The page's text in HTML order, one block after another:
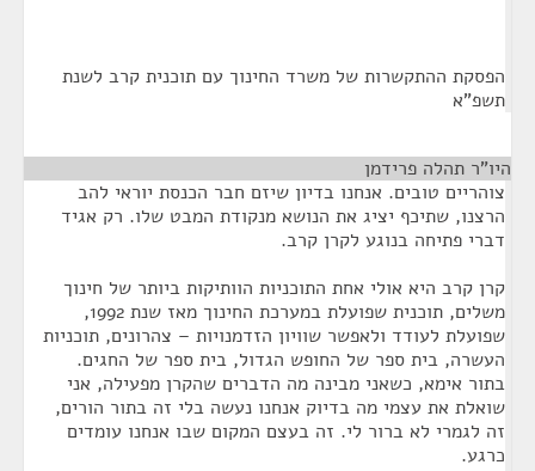
הפסקת ההתקשרות של משרד החינוך עם תוכנית קרב לשנת
תשפ"א
היו"ר תהלה פרידמן
צוהריים טובים. אנחנו בדיון שיזם חבר הכנסת יוראי להב
הרצנו, שתיכף יציג את הנושא מנקודת המבט שלו. רק אגיד
דברי פתיחה בנוגע לקרן קרב.
קרן קרב היא אולי אחת התוכניות הוותיקות ביותר של חינוך
משלים, תוכנית שפועלת במערכת החינוך מאז שנת 1992,
שפועלת לעודד ולאפשר שוויון הזדמנויות – צהרונים, תוכניות
העשרה, בית ספר של החופש הגדול, בית ספר של החגים.
בתור אימא, כשאני מבינה מה הדברים שהקרן מפעילה, אני
שואלת את עצמי מה בדיוק אנחנו נעשה בלי זה בתור הורים,
זה לגמרי לא ברור לי. זה בעצם המקום שבו אנחנו עומדים
כרגע.